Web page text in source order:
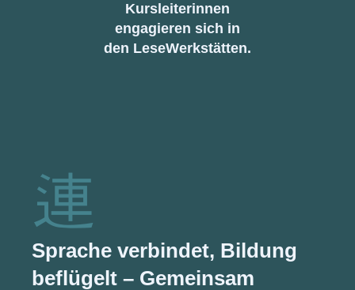
Kursleiterinnen
engagieren sich in
den LeseWerkstätten.
Sprache verbindet, Bildung
beflügelt – Gemeinsam